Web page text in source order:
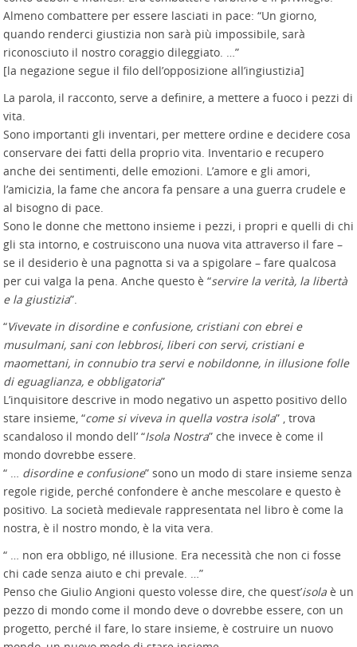
Almeno combattere per essere lasciati in pace: “Un giorno,
quando renderci giustizia non sarà più impossibile, sarà
riconosciuto il nostro coraggio dileggiato. …”
[la negazione segue il filo dell’opposizione all’ingiustizia]
La parola, il racconto, serve a definire, a mettere a fuoco i pezzi di
vita.
Sono importanti gli inventari, per mettere ordine e decidere cosa
conservare dei fatti della proprio vita. Inventario e recupero
anche dei sentimenti, delle emozioni. L’amore e gli amori,
l’amicizia, la fame che ancora fa pensare a una guerra crudele e
al bisogno di pace.
Sono le donne che mettono insieme i pezzi, i propri e quelli di chi
gli sta intorno, e costruiscono una nuova vita attraverso il fare –
se il desiderio è una pagnotta si va a spigolare – fare qualcosa
per cui valga la pena. Anche questo è “servire la verità, la libertà
e la giustizia”.
“Vivevate in disordine e confusione, cristiani con ebrei e
musulmani, sani con lebbrosi, liberi con servi, cristiani e
maomettani, in connubio tra servi e nobildonne, in illusione folle
di eguaglianza, e obbligatoria”
L’inquisitore descrive in modo negativo un aspetto positivo dello
stare insieme, “come si viveva in quella vostra isola” , trova
scandaloso il mondo dell’ “Isola Nostra” che invece è come il
mondo dovrebbe essere.
“ … disordine e confusione” sono un modo di stare insieme senza
regole rigide, perché confondere è anche mescolare e questo è
positivo. La società medievale rappresentata nel libro è come la
nostra, è il nostro mondo, è la vita vera.
“ … non era obbligo, né illusione. Era necessità che non ci fosse
chi cade senza aiuto e chi prevale. …”
Penso che Giulio Angioni questo volesse dire, che quest’isola è un
pezzo di mondo come il mondo deve o dovrebbe essere, con un
progetto, perché il fare, lo stare insieme, è costruire un nuovo